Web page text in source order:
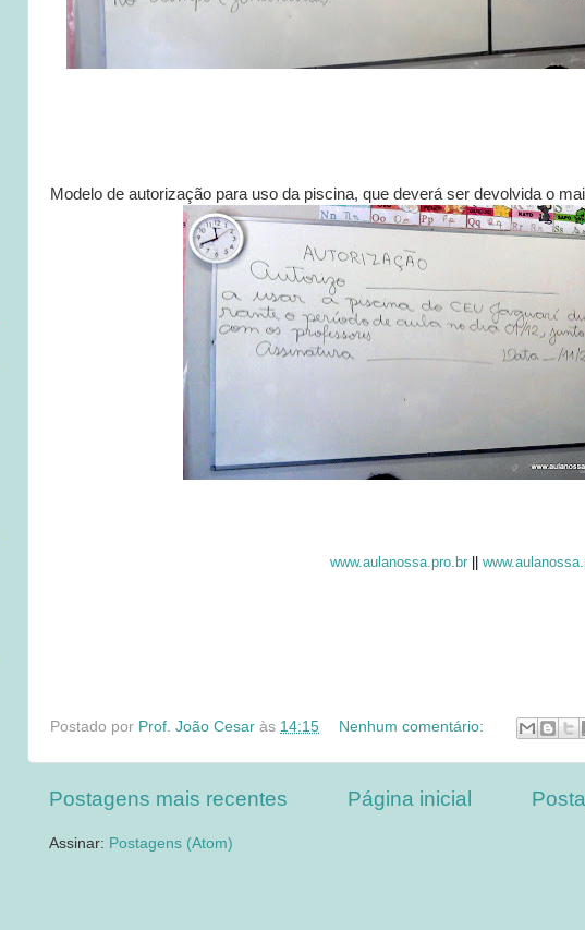
Modelo de autorização para uso da piscina, que deverá ser devolvida o
www.aulanossa.pro.br ||
Postado por Prof. João Cesar às 14:15 Nenhum comentário:
Postagens mais recentes Página inicial
Assinar: Postagens (Atom)